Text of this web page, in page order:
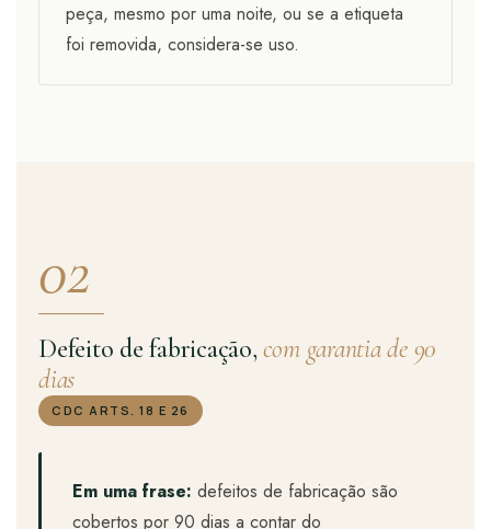
peça, mesmo por uma noite, ou se a etiqueta
foi removida, considera-se uso.
02
Defeito de fabricação,com garantia de 90
dias
CDC ARTS. 18 E 26
Em uma frase: defeitos de fabricação são
cobertos por 90 dias a contar do